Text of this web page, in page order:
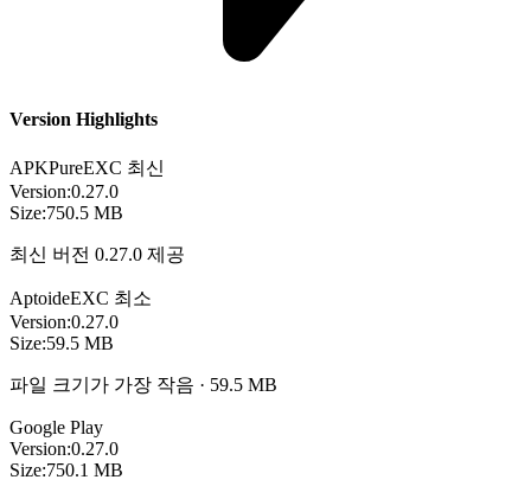
Version Highlights
APKPureEXC 최신
Version:0.27.0
Size:750.5 MB
최신 버전 0.27.0 제공
AptoideEXC 최소
Version:0.27.0
Size:59.5 MB
파일 크기가 가장 작음 · 59.5 MB
Google Play
Version:0.27.0
Size:750.1 MB